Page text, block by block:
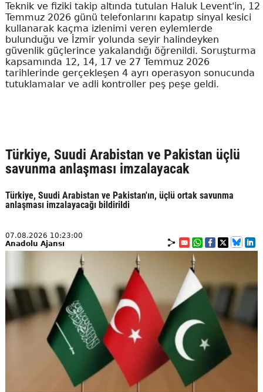
Teknik ve fiziki takip altında tutulan Haluk Levent'in, 12
Temmuz 2026 günü telefonlarını kapatıp sinyal kesici
kullanarak kaçma izlenimi veren eylemlerde
bulunduğu ve İzmir yolunda seyir halindeyken
güvenlik güçlerince yakalandığı öğrenildi. Soruşturma
kapsamında 12, 14, 17 ve 27 Temmuz 2026
tarihlerinde gerçekleşen 4 ayrı operasyon sonucunda
tutuklamalar ve adli kontroller peş peşe geldi.
Türkiye, Suudi Arabistan ve Pakistan üçlü
savunma anlaşması imzalayacak
Türkiye, Suudi Arabistan ve Pakistan'ın, üçlü ortak savunma
anlaşması imzalayacağı bildirildi
07.08.2026 10:23:00
Anadolu Ajansı